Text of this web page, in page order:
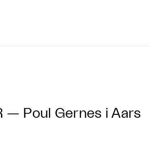
— Poul Gernes i Aars